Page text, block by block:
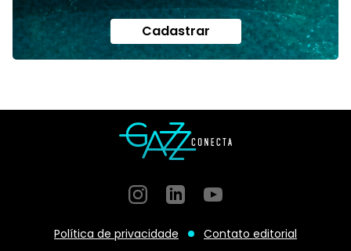
Cadastrar
InstagramGitHubGitHub
Política de privacidade
Contato editorial